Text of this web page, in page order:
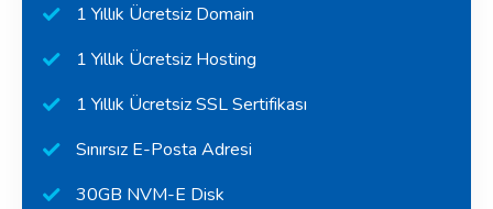
1 Yıllık Ücretsiz Domain
1 Yıllık Ücretsiz Hosting
1 Yıllık Ücretsiz SSL Sertifikası
Sınırsız E-Posta Adresi
30GB NVM-E Disk